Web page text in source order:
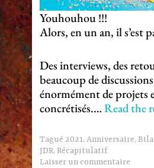
Youhouhou !!!
Alors, en un an, il s’est
Des interviews, des
beaucoup de
énormément de projets
concrétisés.…Read the
Tagué 2021,Anniversaire,
JDR,Récapitulatif
Laisser un commentaire